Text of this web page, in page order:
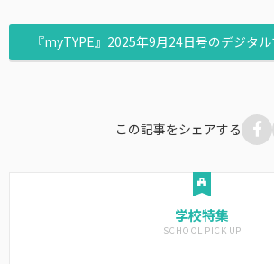
『myTYPE』2025年9月24日号のデジタ
この記事をシェアする
学校特集